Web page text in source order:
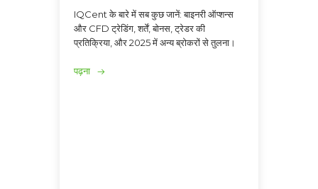
IQCent के बारे में सब कुछ जानें: बाइनरी ऑप्शन्स
और CFD ट्रेडिंग, शर्तें, बोनस, ट्रेडर की
प्रतिक्रिया, और 2025 में अन्य ब्रोकरों से तुलना।
पढ़ना